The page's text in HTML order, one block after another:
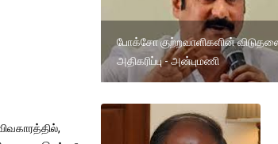
போக்சோ குற்றவாளிகளின்
அதிகரிப்பு - அன்புமணி